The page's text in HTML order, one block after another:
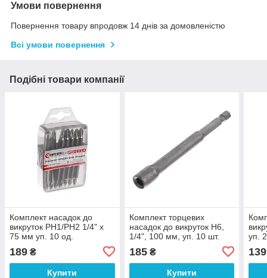
Умови повернення
Повернення товару впродовж 14 днів за домовленістю
Всі умови повернення
Подібні товари компанії
Комплект насадок до
викруток PH1/PH2 1/4" x
75 мм уп. 10 од.
189 ₴
Купити
Комплект торцевих
насадок до викруток H6,
1/4", 100 мм, уп. 10 шт.
185₴
Купити
уп.
139